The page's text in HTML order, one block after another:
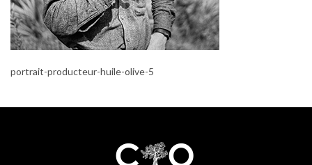
portrait-producteur-huile-olive-5